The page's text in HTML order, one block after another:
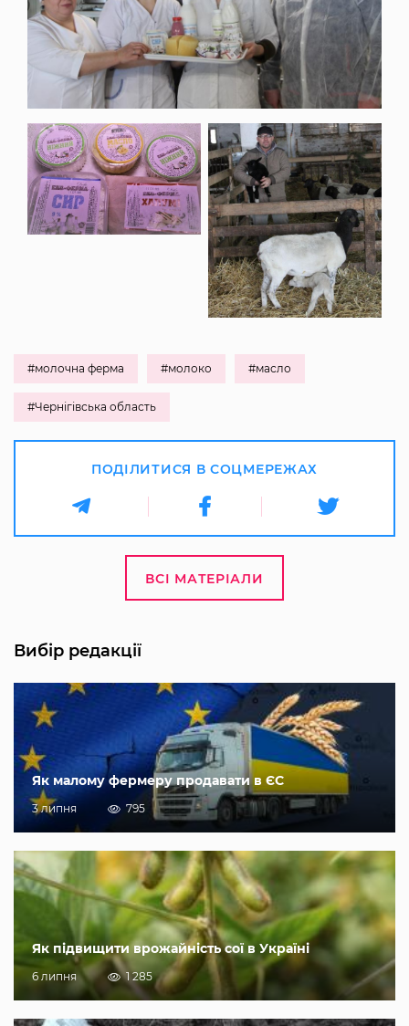
#молочна ферма #молоко #масло
#Чернігівська область
ПОДІЛИТИСЯ В СОЦМЕРЕЖАХ
ВСІ МАТЕРІАЛИ
Вибір редакції
Як малому фермеру продавати в ЄС
3 липня 795
Як підвищити врожайність сої в Україні
6 липня 1 285